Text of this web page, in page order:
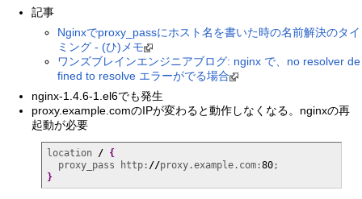
記事
Nginxでproxy_passにホスト名を書いた時の名前解決のタイ
ミング - (ひ)メモ
ワンズブレインエンジニアブログ: nginx で、no resolver de
fined to resolve エラーがでる場合
nginx-1.4.6-1.el6でも発生
proxy.example.comのIPが変わると動作しなくなる。nginxの再
起動が必要
location / {
  proxy_pass http:
//proxy.example.com:80
}